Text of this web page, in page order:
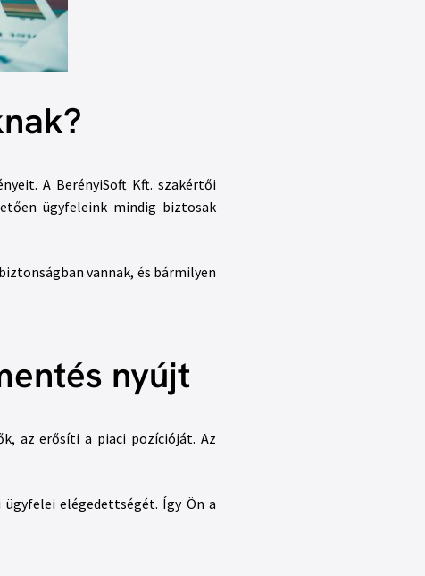
A BerényiSoft Kft. szakértői
ügyfeleink mindig biztosak
vannak, és bármilyen
nyújt
az erősíti a piaci pozícióját. Az
elégedettségét. Így Ön a